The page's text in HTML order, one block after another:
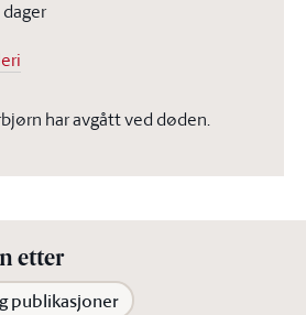
dager
har avgått ved døden.
etter
publikasjoner